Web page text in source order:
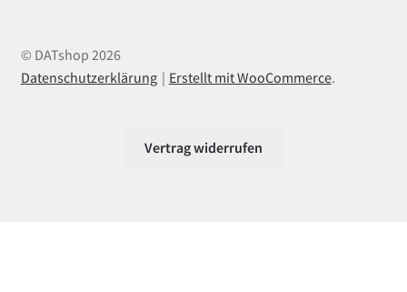
© DATshop 2026
Datenschutzerklärung
Erstellt mit WooCommerce.
Vertrag widerrufen